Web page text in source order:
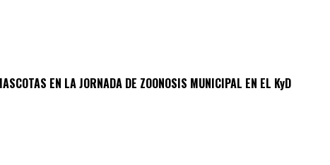
EN LA JORNADA DE ZOONOSIS MUNICIPAL EN EL KyD